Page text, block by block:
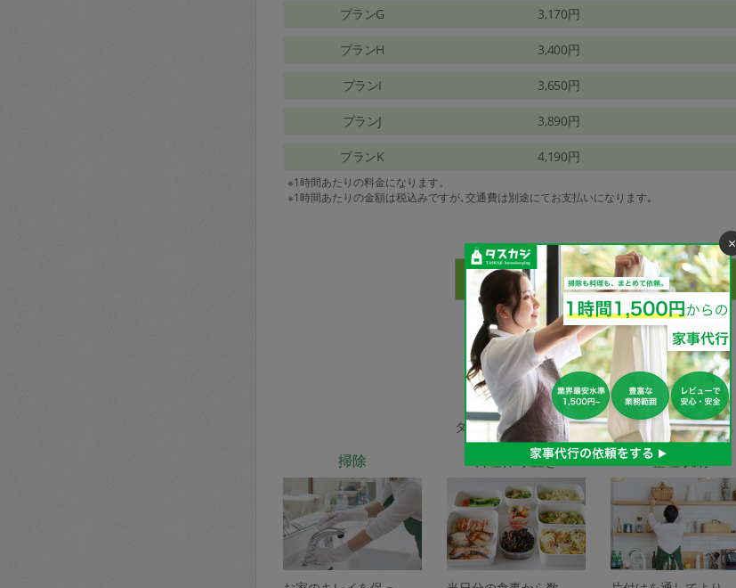
プランG 3,170円
プランH 3,400円
プランI 3,650円
プランJ 3,890円
プランK 4,190円
※1時間あたりの料金になります。
※1時間あたりの金額は税込みですが､交通費は別途にてお支払いになります｡
家事代行サービスの種類
タスカジで依頼できるサービスは下記となります。
掃除 料理作り置き 整理収納
×